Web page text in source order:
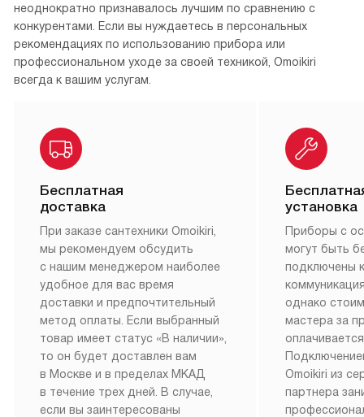
неоднократно признавалось лучшим по сравнению с
конкурентами. Если вы нуждаетесь в персональных
рекомендациях по использованию прибора или
профессиональном уходе за своей техникой, Omoikiri
всегда к вашим услугам.
Бесплатная
доставка
При заказе сантехники Omoikiri,
мы рекомендуем обсудить
с нашим менеджером наиболее
удобное для вас время
доставки и предпочтительный
метод оплаты. Если выбранный
товар имеет статус «В наличии»,
то он будет доставлен вам
в Москве и в пределах МКАД
в течение трех дней. В случае,
если вы заинтересованы
установка
Приборы с
могут быть
подключены
однако
мастера за
Omoikiri из
партнера